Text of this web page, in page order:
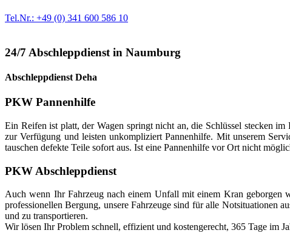
Tel.Nr.: +49 (0) 341 600 586 10
24/7 Abschleppdienst in Naumburg
Abschleppdienst Deha
PKW Pannenhilfe
Ein Reifen ist platt, der Wagen springt nicht an, die Schlüssel stecken
zur Verfügung und leisten unkompliziert Pannenhilfe. Mit unserem
tauschen defekte Teile sofort aus. Ist eine Pannenhilfe vor Ort nicht
PKW Abschleppdienst
Auch wenn Ihr Fahrzeug nach einem Unfall mit einem Kran geborgen
professionellen Bergung, unsere Fahrzeuge sind für alle Notsituationen
und zu transportieren.
Wir lösen Ihr Problem schnell, effizient und kostengerecht, 365 Tage im